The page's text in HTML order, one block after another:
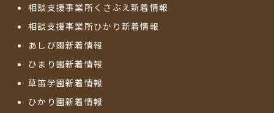
相談支援事業所くさぶえ新着情報
相談支援事業所ひかり新着情報
あしび園新着情報
ひまり園新着情報
草笛学園新着情報
ひかり園新着情報